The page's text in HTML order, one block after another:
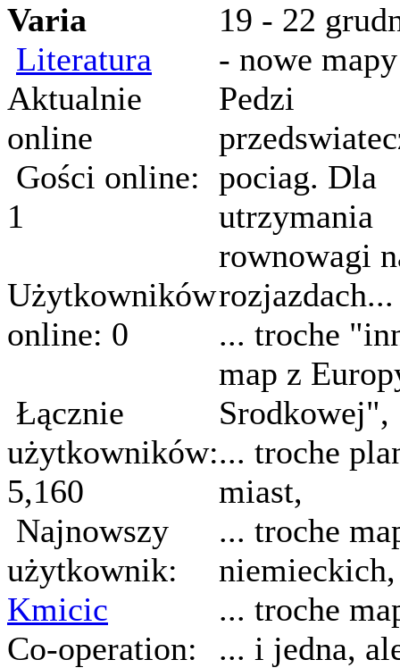
Varia
Literatura
Aktualnie
online
Gości online:
1
Użytkowników
online: 0
Łącznie
użytkowników:
5,160
Najnowszy
użytkownik:
Kmicic
Co-operation:
19 - 22
- nowe mapy
Pedzi
pociag. Dla
utrzymania
rownowagi
rozjazdach...
... troche
map z
Srodkowej",
... troche
miast,
... troche
niemieckich,
... troche
... i jedna,